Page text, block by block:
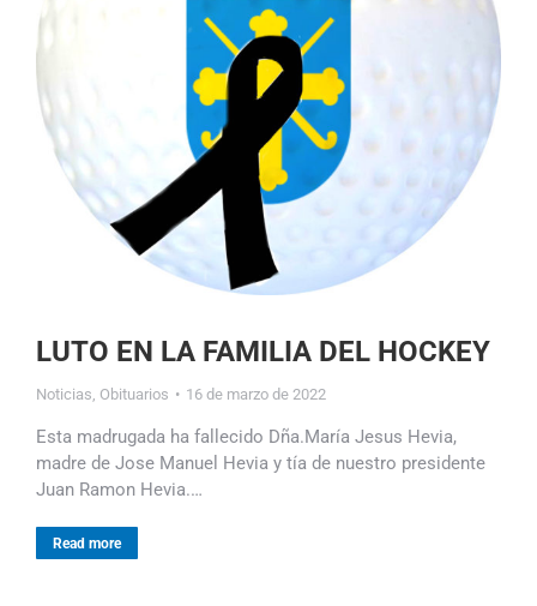
LUTO EN LA FAMILIA DEL HOCKEY
Noticias, Obituarios 16 de marzo de 2022
Esta madrugada ha fallecido Dña.María Jesus Hevia,
madre de Jose Manuel Hevia y tía de nuestro presidente
Juan Ramon Hevia.…
Read more